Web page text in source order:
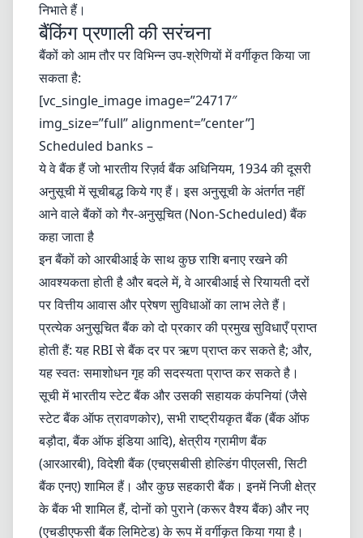
निभाते हैं।
बैंकिंग प्रणाली की सरंचना
बैंकों को आम तौर पर विभिन्न उप-श्रेणियों में वर्गीकृत किया जा
सकता है:
[vc_single_image image=”24717″
img_size=”full” alignment=”center”]
Scheduled banks –
ये वे बैंक हैं जो भारतीय रिज़र्व बैंक अधिनियम, 1934 की दूसरी
अनुसूची में सूचीबद्ध किये गए हैं। इस अनुसूची के अंतर्गत नहीं
आने वाले बैंकों को गैर-अनुसूचित (Non-Scheduled) बैंक
कहा जाता है
इन बैंकों को आरबीआई के साथ कुछ राशि बनाए रखने की
आवश्यकता होती है और बदले में, वे आरबीआई से रियायती दरों
पर वित्तीय आवास और प्रेषण सुविधाओं का लाभ लेते हैं।
प्रत्येक अनुसूचित बैंक को दो प्रकार की प्रमुख सुविधाएँ प्राप्त
होती हैं: यह RBI से बैंक दर पर ऋण प्राप्त कर सकते है; और,
यह स्वतः समाशोधन गृह की सदस्यता प्राप्त कर सकते है।
सूची में भारतीय स्टेट बैंक और उसकी सहायक कंपनियां (जैसे
स्टेट बैंक ऑफ त्रावणकोर), सभी राष्ट्रीयकृत बैंक (बैंक ऑफ
बड़ौदा, बैंक ऑफ इंडिया आदि), क्षेत्रीय ग्रामीण बैंक
(आरआरबी), विदेशी बैंक (एचएसबीसी होल्डिंग पीएलसी, सिटी
बैंक एनए) शामिल हैं। और कुछ सहकारी बैंक। इनमें निजी क्षेत्र
के बैंक भी शामिल हैं, दोनों को पुराने (करूर वैश्य बैंक) और नए
(एचडीएफसी बैंक लिमिटेड) के रूप में वर्गीकृत किया गया है।